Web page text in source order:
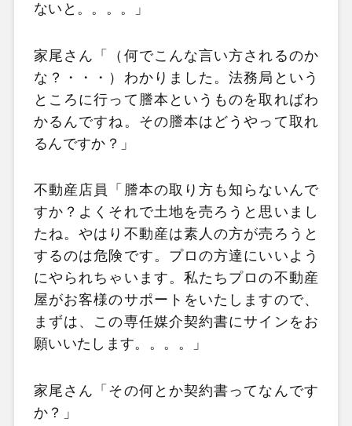
ないと。。。。」
家尾さん「（何でこんな言い方されるのか
な？・・・）わかりました。法務局という
ところに行って謄本というものを取ればわ
かるんですね。その謄本はどうやって取れ
るんですか？」
不動産店員「謄本の取り方も知らないんで
すか？よくそれで土地を売ろうと思いまし
たね。やはり不動産は素人の方が売ろうと
するのは危険です。プロの方達にいいよう
にやられちゃいます。私たちプロの不動産
屋がお客様のサポートをいたしますので、
まずは、この専任媒介契約書にサインをお
願いいたします。。。。」
家尾さん「その何とか契約書ってなんです
か？」